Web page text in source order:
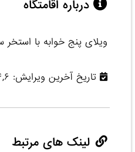
درباره اقامتگاه
ویلای پنج خوابه با
تاریخ آخرین ویرایش: ۱۴۰۱,۴,۶
لینک های مرتبط